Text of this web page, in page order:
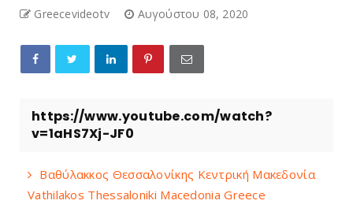
Greecevideotv Αυγούστου 08, 2020
https://www.youtube.com/watch?
v=1aHS7Xj-JF0
Βαθύλακκος Θεσσαλονίκης Κεντρική Μακεδονία
Vathilakos Thessaloniki Macedonia Greece